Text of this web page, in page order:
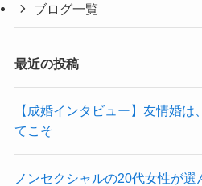
ブログ一覧
最近の投稿
【成婚インタビュー】友情婚
てこそ
ノンセクシャルの20代女性が選